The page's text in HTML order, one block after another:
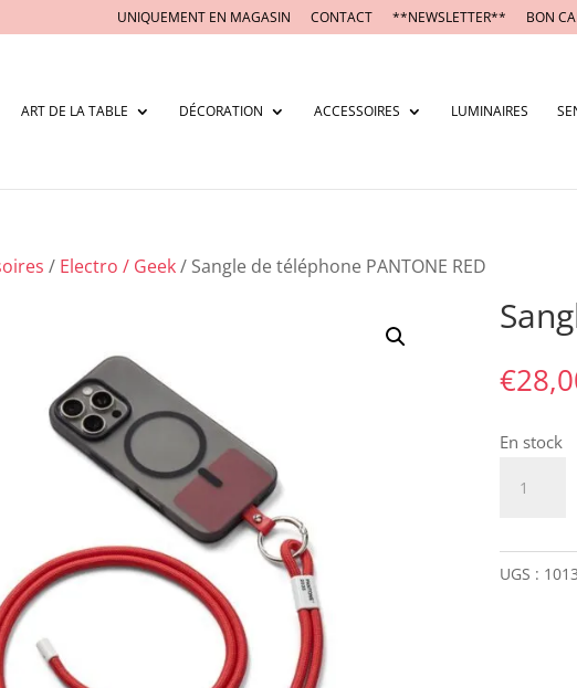
UNIQUEMENT EN MAGASIN CONTACT **NEWSLETTER** BON
ART DE LA TABLE DÉCORATION ACCESSOIRES LUMINAIRES
/ Electro / Geek/ Sangle de téléphone PANTONE RED
€
En stock
de
UGS :